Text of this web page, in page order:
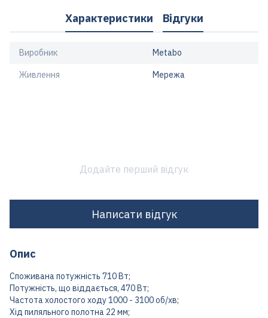
Характеристики Відгуки
Виробник Metabo
Живлення Мережа
Додайте перший відгук
Написати відгук
Опис
Споживана потужність 710 Вт;
Потужність, що віддається, 470 Вт;
Частота холостого ходу 1000 - 3100 об/хв;
Хід пиляльного полотна 22 мм;